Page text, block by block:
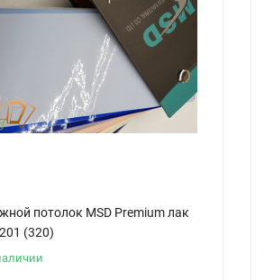
потолок MSD Premium лак
(320)